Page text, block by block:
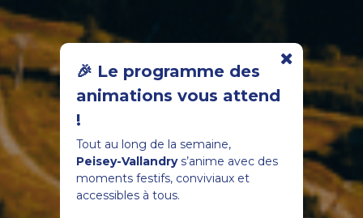
🎉 Le programme des
animations vous attend
!
Tout au long de la semaine,
Peisey-Vallandrys’anime avec des
moments festifs, conviviaux et
accessibles à tous.